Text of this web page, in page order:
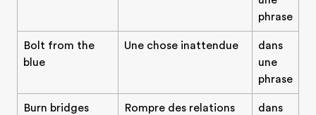
phrase
Bolt from the
blue
Une chose inattendue
dans
une
phrase
Burn bridges Rompre des relations
dans